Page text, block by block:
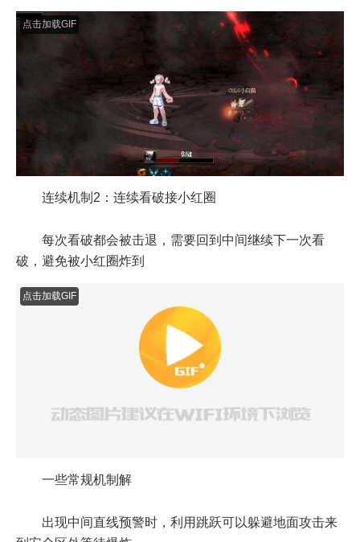
点击加载GIF
每次看破都会被击退，需要回到中间继续下一次看
一些常规机制解
出现中间直线预警时，利用跳跃可以躲避地面攻击来